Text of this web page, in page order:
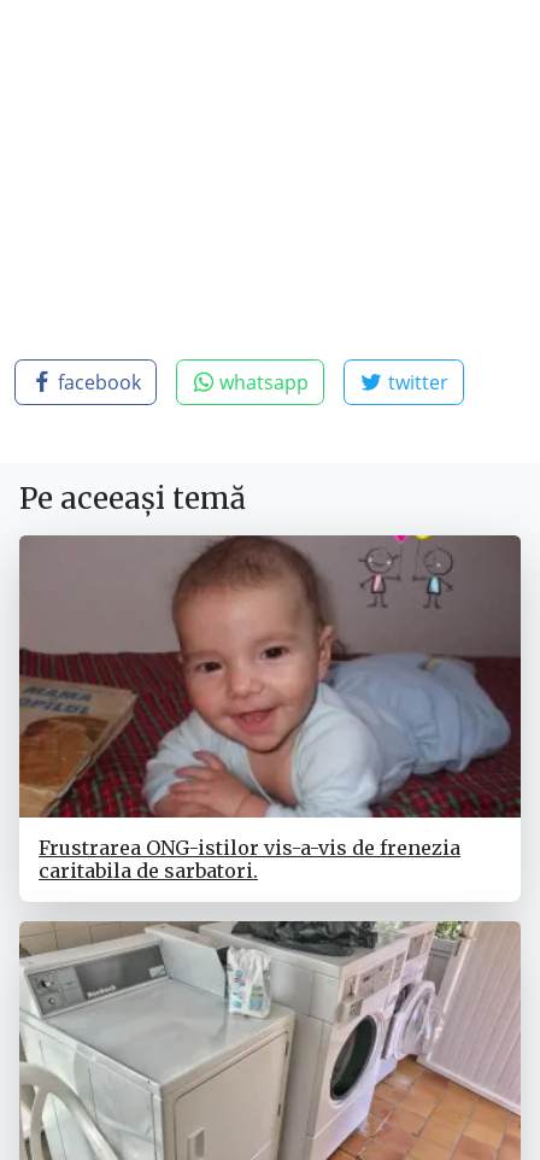
facebook whatsapp twitter
Pe aceeași temă
Frustrarea ONG-istilor vis-a-vis de frenezia
caritabila de sarbatori.